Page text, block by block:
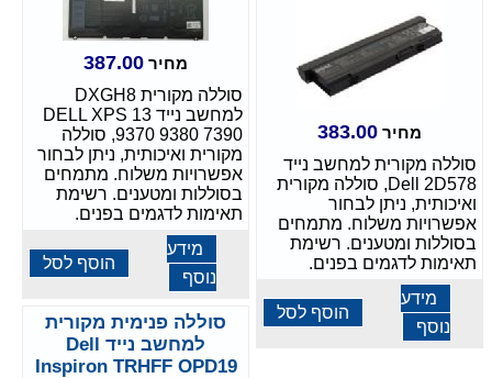
מחיר 383.00
סוללה מקורית למחשב נייד
Dell 2D578, סוללה מקורית
ואיכותית, ניתן לבחור
אפשרויות משלוח. מתמחים
בסוללות ומטענים. רשימת
תאימות לדגמים בפנים.
מידע
נוסף
הוסף לסל
מחיר 387.00
סוללה מקורית DXGH8
למחשב נייד DELL XPS 13
9370 9380 7390, סוללה
מקורית ואיכותית, ניתן לבחור
אפשרויות משלוח. מתמחים
בסוללות ומטענים. רשימת
תאימות לדגמים בפנים.
מידע
נוסף
הוסף לסל
סוללה פנימית מקורית
למחשב נייד Dell
Inspiron TRHFF OPD19